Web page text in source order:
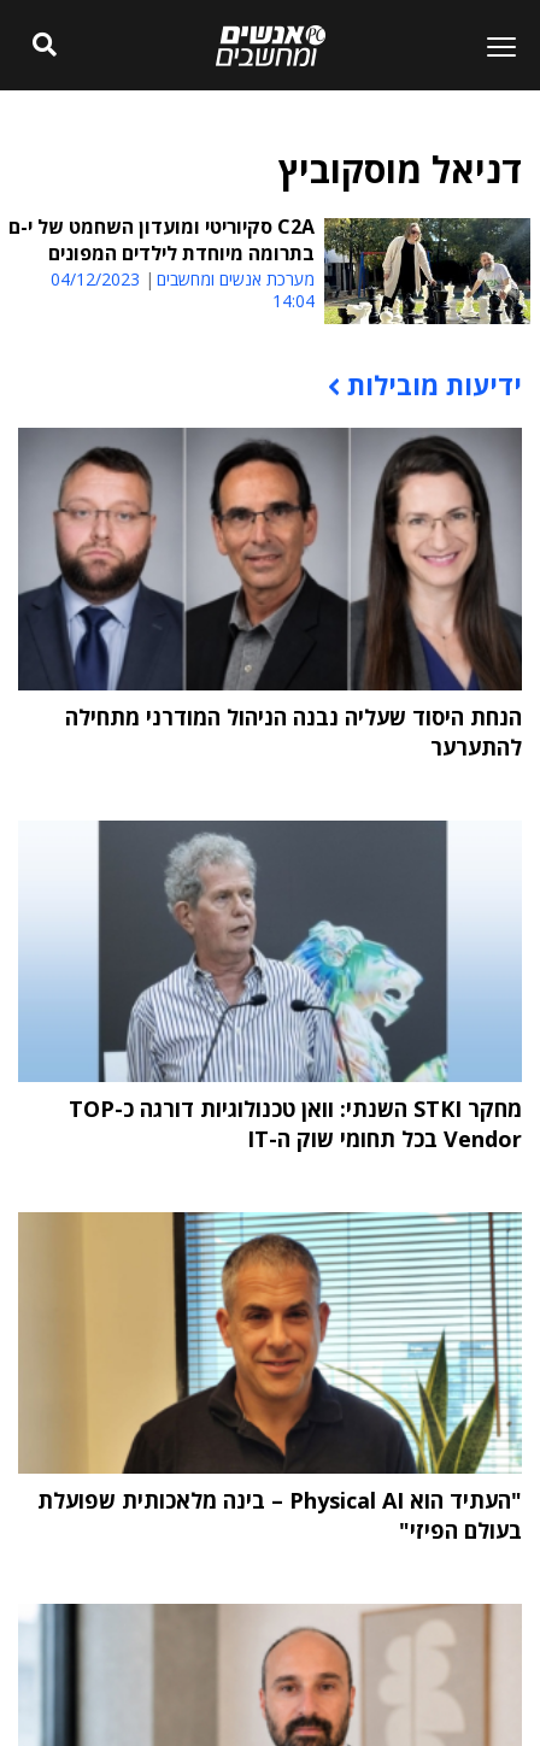
דניאל מוסקוביץ
C2A סקיוריטי ומועדון השחמט של י-ם
בתרומה מיוחדת לילדים המפונים
מערכת אנשים ומחשבים
04/12/2023
14:04
תוכן פרסומי
ידיעות מובילות
הנחת היסוד שעליה נבנה הניהול המודרני מתחילה
להתערער
מחקר STKI השנתי: וואן טכנולוגיות דורגה כ-TOP
Vendor בכל תחומי שוק ה-IT
"העתיד הוא Physical AI – בינה מלאכותית שפועלת
בעולם הפיזי"